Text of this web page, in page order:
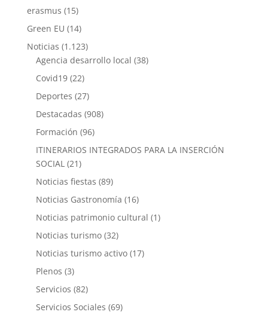
erasmus (15)
Green EU (14)
Noticias (1.123)
Agencia desarrollo local (38)
Covid19(22)
Deportes (27)
Destacadas (908)
Formación (96)
ITINERARIOS INTEGRADOS PARA LA INSERCIÓN
SOCIAL(21)
Noticias fiestas (89)
Noticias Gastronomía (16)
Noticias patrimonio cultural (1)
Noticias turismo(32)
Noticias turismo activo(17)
Plenos (3)
Servicios (82)
Servicios Sociales (69)